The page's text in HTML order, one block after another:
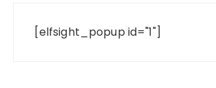
[elfsight_popup id="1"]